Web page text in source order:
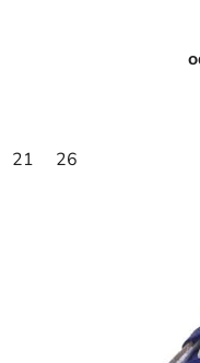
21 26